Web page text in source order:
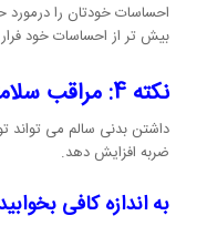
احساسات خودتان را
بیش تر از احساسات خود
نکته 4: مراقب سلامتی خود باشید
داشتن بدنی سالم می تواند
ضربه افزایش دهد.
به اندازه کافی